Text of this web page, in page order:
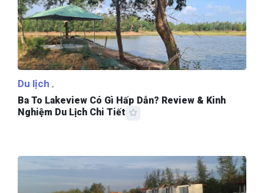
Du lịch
Ba To Lakeview Có Gì Hấp Dẫn? Review & Kinh
Nghiệm Du Lịch Chi Tiết